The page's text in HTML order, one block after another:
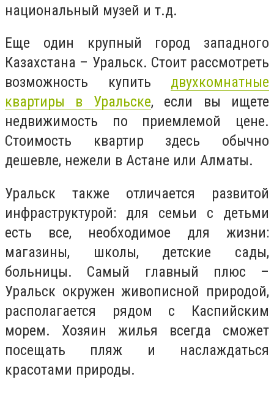
национальный музей и т.д.
Еще один крупный город западного
Казахстана – Уральск. Стоит рассмотреть
возможность купить двухкомнатные
квартиры в Уральске, если вы ищете
недвижимость по приемлемой цене.
Стоимость квартир здесь обычно
дешевле, нежели в Астане или Алматы.
Уральск также отличается развитой
инфраструктурой: для семьи с детьми
есть все, необходимое для жизни:
магазины, школы, детские сады,
больницы. Самый главный плюс –
Уральск окружен живописной природой,
располагается рядом с Каспийским
морем. Хозяин жилья всегда сможет
посещать пляж и наслаждаться
красотами природы.